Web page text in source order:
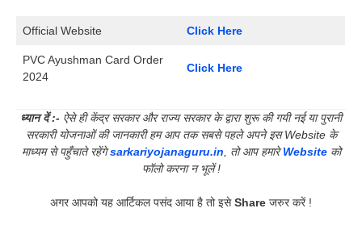
Official Website Click Here
PVC Ayushman Card Order
2024
Click Here
ध्यान दें :- ऐसे ही केंद्र सरकार और राज्य सरकार के द्वारा शुरू की गयी नई या पुरानी
सरकारी योजनाओं की जानकारी हम आप तक सबसे पहले अपने इस Website के
माध्यम से पहुँचाते रहेंगेsarkariyojanaguru.in , तो आप हमारेWebsiteको
फॉलो करना न भूलें !
अगर आपको यह आर्टिकल पसंद आया है तो इसेShare जरुर करें !